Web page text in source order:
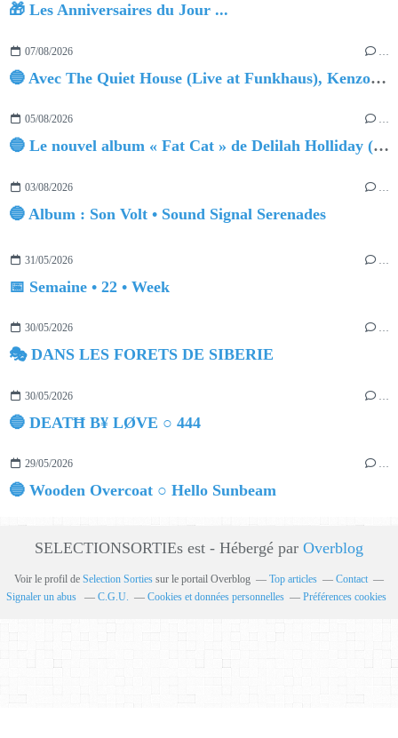
🎁 Les Anniversaires du Jour ...
07/08/2026 …
🔵 Avec The Quiet House (Live at Funkhaus), Kenzo Zurzolo livre une performance aussi intense qu'envoûtante.
05/08/2026 …
🔵 Le nouvel album « Fat Cat » de Delilah Holliday (sortie le 30 Octobre 2026)
03/08/2026
🔵 Album : Son Volt • Sound Signal Serenades
31/05/2026 …
📅 Semaine • 22 • Week
30/05/2026 …
🎭 DANS LES FORETS DE SIBERIE
30/05/2026
🔵 DEATĦ B¥ LØVE ○ 444
29/05/2026 …
🔵 Wooden Overcoat ○ Hello Sunbeam
SELECTIONSORTIEs est - Hébergé par Overblog
Voir le profil de Selection Sorties sur le portail Overblog Top articles
Contact
Signaler un abus
C.G.U. Cookies et données personnelles Préférences cookies